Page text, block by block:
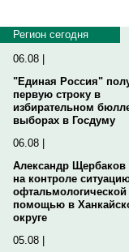
Регион сегодня
06.08 |
"Единая Россия"
первую строку в
избирательном
выборах в Госдуму
06.08 |
Александр Щербаков
на контроле
офтальмологической
помощью в
округе
05.08 |